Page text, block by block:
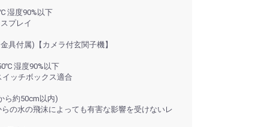
湿度90%以下
プレイ
具付属)【カメラ付玄関子機】
湿度90%以下
ッチボックス適合
ら約50cm以内)
の水の飛沫によっても有害な影響を受けないレ